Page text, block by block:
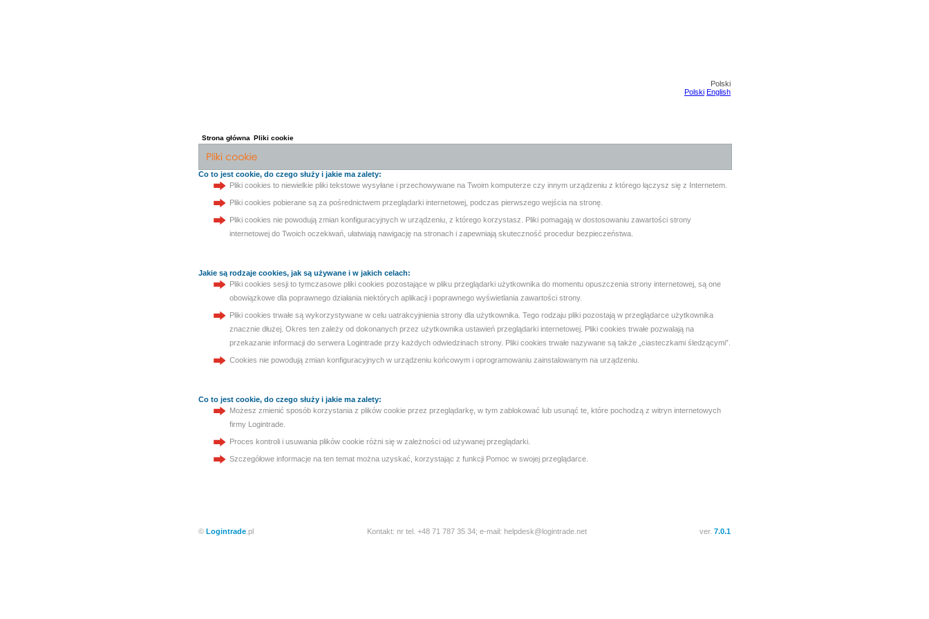
Polski
Polski English
Strona główna Pliki cookie
Co to jest cookie, do czego służy i jakie ma zalety:
Pliki cookies to niewielkie pliki tekstowe wysyłane i przechowywane na Twoim komputerze czy innym urządzeniu z którego łączysz się z Internetem.
Pliki cookies pobierane są za pośrednictwem przeglądarki internetowej, podczas pierwszego wejścia na stronę.
Pliki cookies nie powodują zmian konfiguracyjnych w urządzeniu, z którego korzystasz. Pliki pomagają w dostosowaniu zawartości strony
internetowej do Twoich oczekiwań, ułatwiają nawigację na stronach i zapewniają skuteczność procedur bezpieczeństwa.
Jakie są rodzaje cookies, jak są używane i w jakich celach:
Pliki cookies sesji to tymczasowe pliki cookies pozostające w pliku przeglądarki użytkownika do momentu opuszczenia strony internetowej, są one
obowiązkowe dla poprawnego działania niektórych aplikacji i poprawnego wyświetlania zawartości strony.
Pliki cookies trwałe są wykorzystywane w celu uatrakcyjnienia strony dla użytkownika. Tego rodzaju pliki pozostają w przeglądarce użytkownika
znacznie dłużej. Okres ten zależy od dokonanych przez użytkownika ustawień przeglądarki internetowej. Pliki cookies trwałe pozwalają na
przekazanie informacji do serwera Logintrade przy każdych odwiedzinach strony. Pliki cookies trwałe nazywane są także „ciasteczkami śledzącymi”.
Cookies nie powodują zmian konfiguracyjnych w urządzeniu końcowym i oprogramowaniu zainstalowanym na urządzeniu.
Co to jest cookie, do czego służy i jakie ma zalety:
Możesz zmienić sposób korzystania z plików cookie przez przeglądarkę, w tym zablokować lub usunąć te, które pochodzą z witryn internetowych
firmy Logintrade.
Proces kontroli i usuwania plików cookie różni się w zależności od używanej przeglądarki.
Szczegółowe informacje na ten temat można uzyskać, korzystając z funkcji Pomoc w swojej przeglądarce.
© Logintrade .pl ver. 7.0.1
Kontakt: nr tel. +48 71 787 35 34; e-mail: helpdesk@logintrade.net